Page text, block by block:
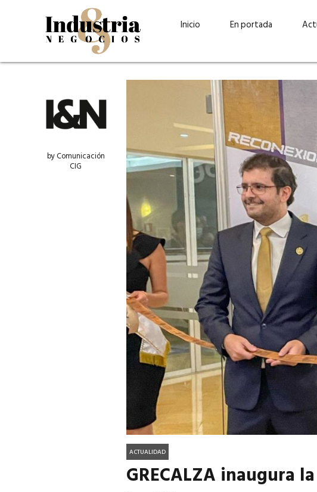
Inicio En portada
Guatehuevo: medio siglo
produciendo la proteína
más accesible para los
julio 2026
“La sostenibilidad está en
el centro de Cervecería
Ambev Guatemala» –
Ricardo Urteaga
EN PORTADA mayo 2026
by Comunicación
CIG
ACTUALIDAD
GRECALZA inaugura